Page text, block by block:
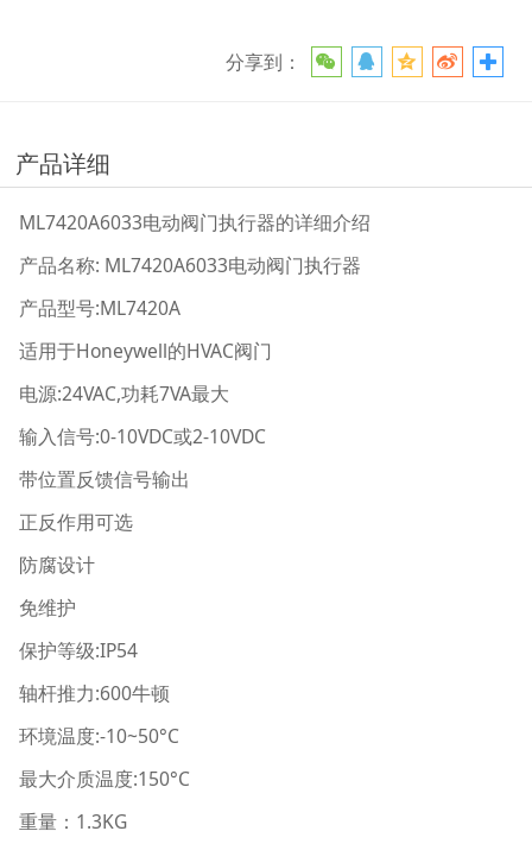
分享到：
产品详细
ML7420A6033电动阀门执行器的详细介绍
产品名称: ML7420A6033电动阀门执行器
产品型号:ML7420A
适用于Honeywell的HVAC阀门
电源:24VAC,功耗7VA最大
输入信号:0-10VDC或2-10VDC
带位置反馈信号输出
正反作用可选
防腐设计
免维护
保护等级:IP54
轴杆推力:600牛顿
环境温度:-10~50°C
最大介质温度:150°C
重量：1.3KG